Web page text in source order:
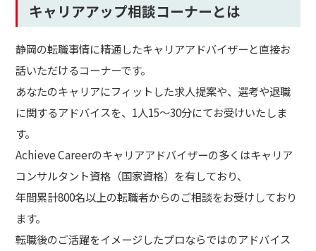
キャリアアップ相談コーナーとは
静岡の転職事情に精通したキャリアアドバイザーと直接お
話いただけるコーナーです。
あなたのキャリアにフィットした求人提案や、選考や退職
に関するアドバイスを、1人15～30分にてお受けいたしま
す。
Achieve Careerのキャリアアドバイザーの多くはキャリア
コンサルタント資格（国家資格）を有しており、
年間累計800名以上の転職者からのご相談をお受けしており
ます。
転職後のご活躍をイメージしたプロならではのアドバイス